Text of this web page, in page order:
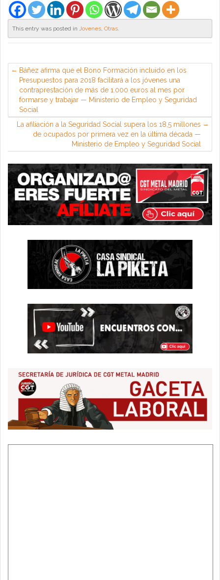
This entry was posted in Jovenes, Otras.
Báñez afirma que el Bono Formación incluido en los
Presupuestos para 2018 facilitará a los jóvenes una
contraprestación de más de 1.000 euros al mes por
formarse y trabajar — Ministerio de Empleo y Seguridad
Social
La afiliación a la Seguridad Social supera los 18,5 millones
de ocupados por primera vez en la última década —
Ministerio de Empleo y Seguridad Social